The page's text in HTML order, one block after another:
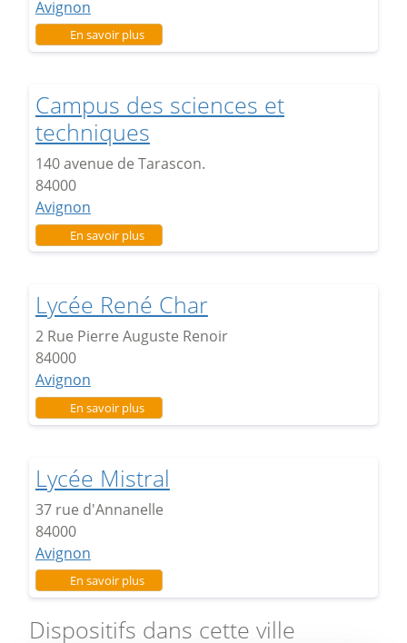
Avignon
En savoir plussur Lycée Aubanel
Campus des sciences et
techniques
140 avenue de Tarascon.
84000
Avignon
En savoir plussur Campus des sciences et techniques
Lycée René Char
2 Rue Pierre Auguste Renoir
84000
Avignon
En savoir plussur Lycée René Char
Lycée Mistral
37 rue d'Annanelle
84000
Avignon
En savoir plussur Lycée Mistral
Dispositifs dans cette ville